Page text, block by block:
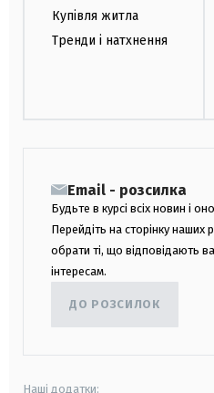
Купівля житла
Тренди і натхнення
Email - розсилка
Будьте в курсі всіх новин і
Перейдіть на сторінку наших
обрати ті, що відповідають
інтересам.
ДО РОЗСИЛОК
Наші додатки: